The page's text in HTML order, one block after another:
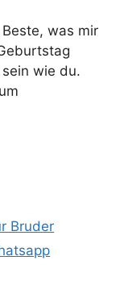
was mir
wie du.
Bruder